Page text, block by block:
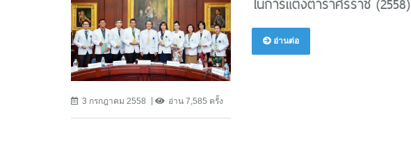
3 กรกฎาคม 2558 อ่าน 7,585 ครั้ง
อ่านต่อ